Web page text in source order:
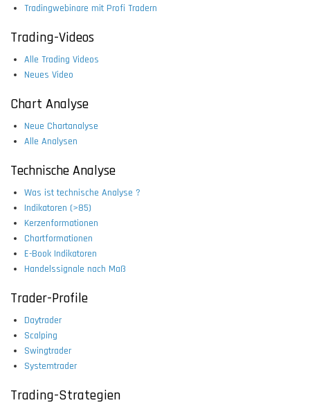
Tradingwebinare mit Profi Tradern
Trading-Videos
Alle Trading Videos
Neues Video
Chart Analyse
Neue Chartanalyse
Alle Analysen
Technische Analyse
Was ist technische Analyse ?
Indikatoren (>85)
Kerzenformationen
Chartformationen
E-Book Indikatoren
Handelssignale nach Maß
Trader-Profile
Daytrader
Scalping
Swingtrader
Systemtrader
Trading-Strategien